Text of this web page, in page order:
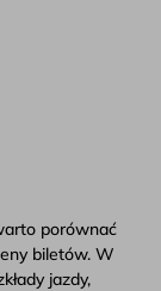
porównać
biletów. W
jazdy,